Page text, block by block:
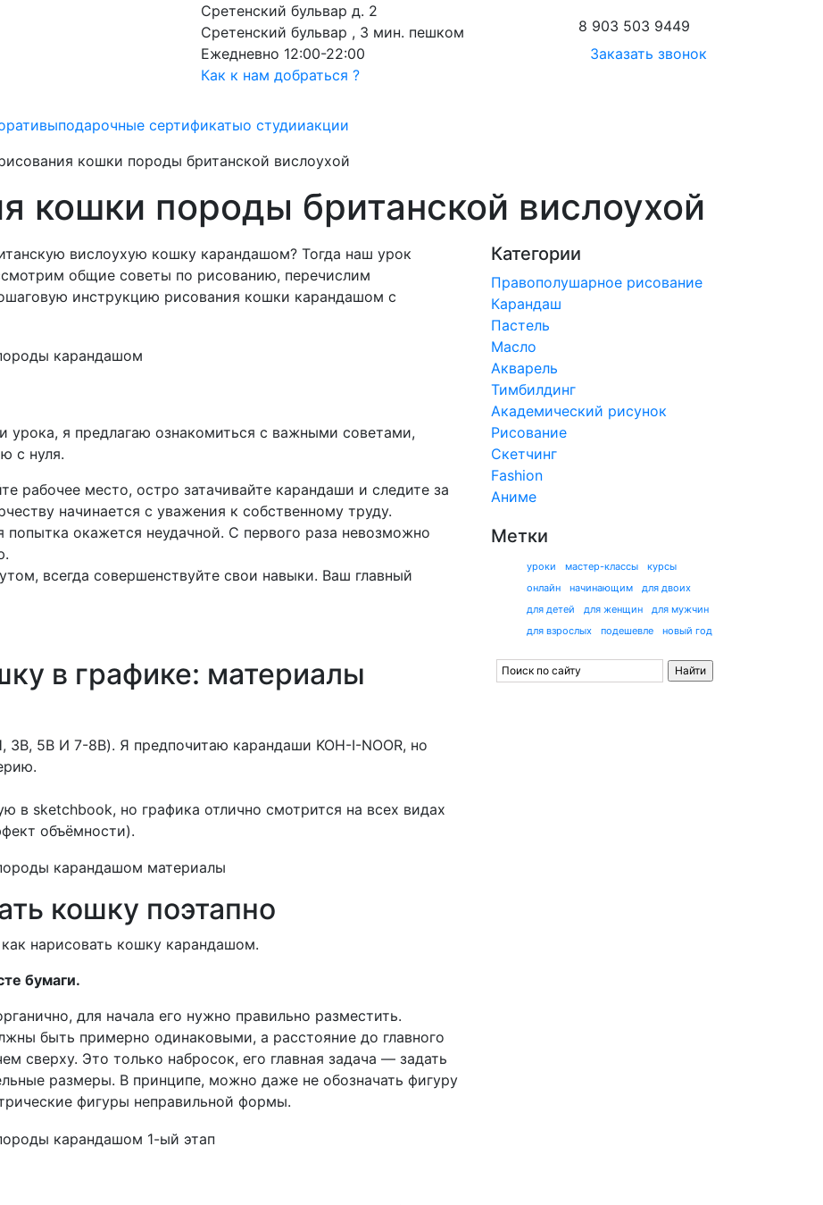
Сретенский бульвар д. 2
Сретенский бульвар , 3 мин. пешком
Ежедневно 12:00-22:00
Как к нам добраться ?
8 903 503 9449
Заказать звонок
подарочные сертификатыо студииакции
кошки породы британской вислоухой
кошки породы британской вислоухой
вислоухую кошку карандашом? Тогда наш урок
общие советы по рисованию, перечислим
инструкцию рисования кошки карандашом с
урока, я предлагаю ознакомиться с важными советами,
с нуля.
рабочее место, остро затачивайте карандаши и следите за
начинается с уважения к собственному труду.
попытка окажется неудачной. С первого раза невозможно
всегда совершенствуйте свои навыки. Ваш главный
в графике: материалы
5B И 7-8B). Я предпочитаю карандаши KOH-I-NOOR, но
в sketchbook, но графика отлично смотрится на всех видах
объёмности).
кошку поэтапно
нарисовать кошку карандашом.
бумаги.
для начала его нужно правильно разместить.
быть примерно одинаковыми, а расстояние до главного
сверху. Это только набросок, его главная задача — задать
размеры. В принципе, можно даже не обозначать фигуру
фигуры неправильной формы.
Категории
Правополушарное рисование
Карандаш
Пастель
Масло
Акварель
Тимбилдинг
Академический рисунок
Рисование
Скетчинг
Fashion
Аниме
Метки
уроки мастер-классы
курсы
онлайн
начинающим
для двоих
для детей
для женщин
для мужчин
для взрослых
подешевле новый год